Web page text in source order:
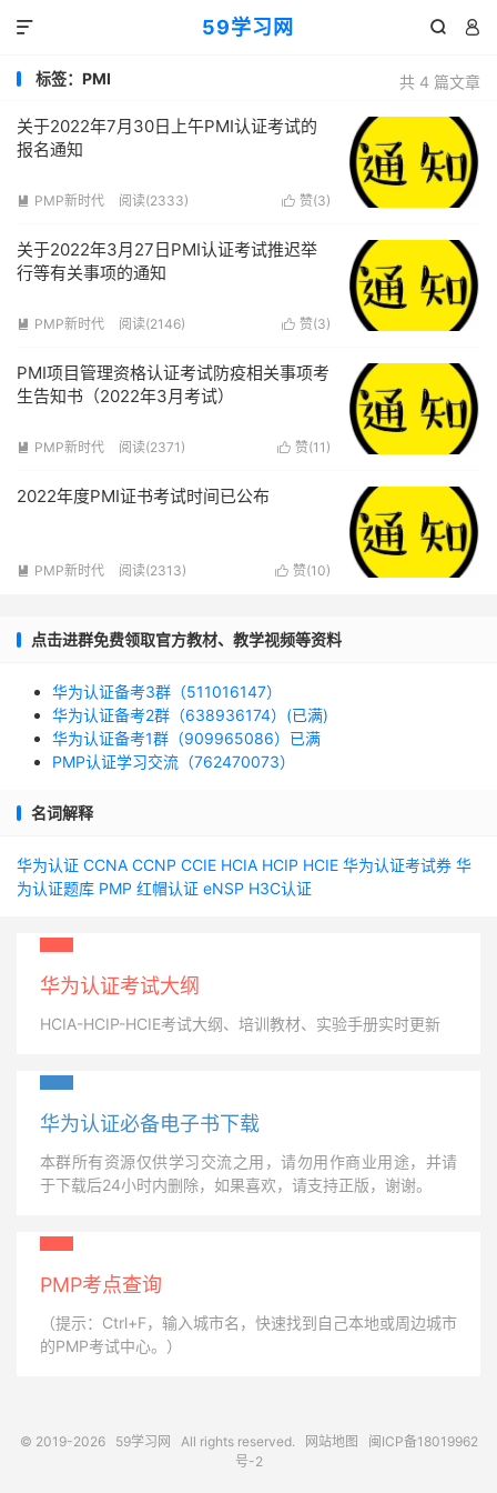
59学习网  

共 4 篇文章
标签：PMI
关于2022年7月30日上午PMI认证考试的
报名通知
 赞(3)
 PMP新时代 阅读(2333)
关于2022年3月27日PMI认证考试推迟举
行等有关事项的通知
 赞(3)
 PMP新时代 阅读(2146)
PMI项目管理资格认证考试防疫相关事项考
生告知书（2022年3月考试）
 赞(11 )
 PMP新时代 阅读(2371)
2022年度PMI证书考试时间已公布
 赞(10)
 PMP新时代 阅读(2313)
点击进群免费领取官方教材、教学视频等资料
华为认证备考3群（511016147）
华为认证备考2群（638936174）(已满)
华为认证备考1群（909965086）已满
PMP认证学习交流（762470073）
名词解释
华为认证 CCNA CCNP CCIE HCIA HCIP HCIE 华为认证考试券 华
为认证题库 PMP 红帽认证 eNSP H3C认证
华为认证考试大纲
HCIA-HCIP-HCIE考试大纲、培训教材、实验手册实时更新
华为认证必备电子书下载
本群所有资源仅供学习交流之用，请勿用作商业用途，并请
于下载后24小时内删除，如果喜欢，请支持正版，谢谢。
PMP考点查询
（提示：Ctrl+F，输入城市名，快速找到自己本地或周边城市
的PMP考试中心。）
© 2019-2026 59学习网 All rights reserved. 网站地图
闽ICP备18019962
号-2